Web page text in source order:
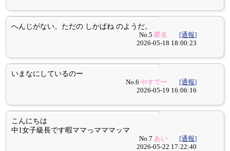
へんじがない。ただの しかばね のようだ。
No.5 匿名
[通報]
2026-05-18 18:00:23
いまなにしているのー
No.6やすでー
[通報]
2026-05-19 16:06:16
こんにちは
中1女子級長です暇ママっマママッマ
No.7あい
[通報]
2026-05-22 17:22:40